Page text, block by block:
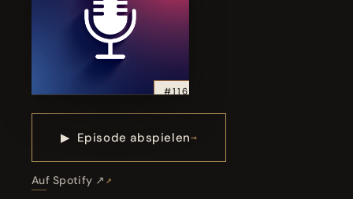
#116
▶ Episode abspielen
Auf Spotify ↗